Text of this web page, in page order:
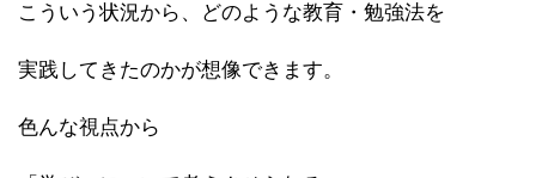
こういう状況から、どのような教育・勉強法を
実践してきたのかが想像できます。
色んな視点から